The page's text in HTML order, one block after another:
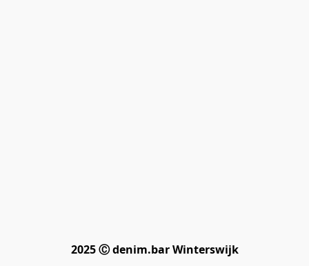
2025 Ⓒ denim.bar Winterswijk